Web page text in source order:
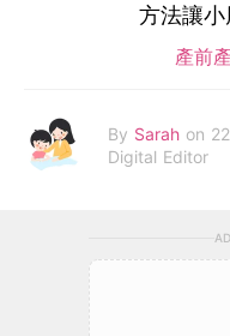
方法讓
產前
By Sarah on
Digital Editor